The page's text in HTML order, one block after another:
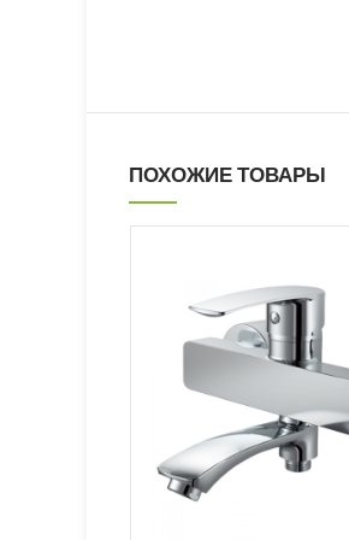
ПОХОЖИЕ ТОВАРЫ